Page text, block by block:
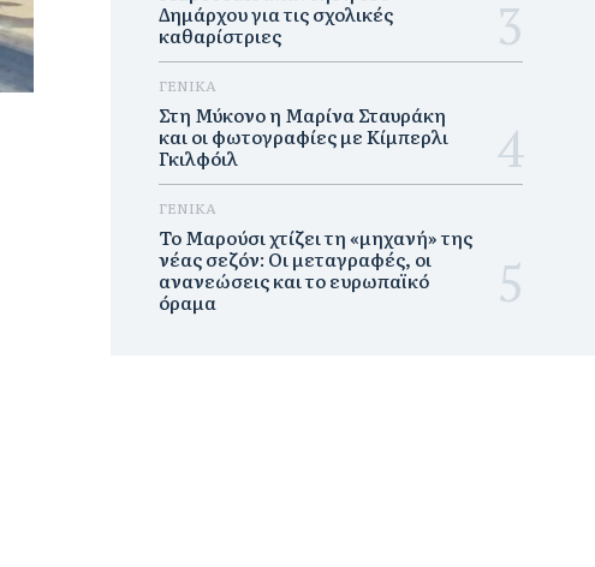
Δημάρχου για τις σχολικές
καθαρίστριες
ΓΕΝΙΚΑ
Στη Μύκονο η Μαρίνα Σταυράκη
και οι φωτογραφίες με Κίμπερλι
Γκιλφόιλ
ΓΕΝΙΚΑ
Το Μαρούσι χτίζει τη «μηχανή» της
νέας σεζόν: Οι μεταγραφές, οι
ανανεώσεις και το ευρωπαϊκό
όραμα